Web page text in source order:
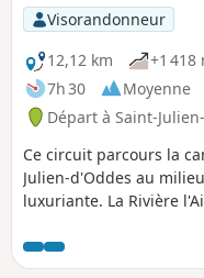
Visorandonneur
12,12 km
+1 418
7h 30
Moyenne
Départ à Saint-
Ce circuit parcours la
Julien-d'Oddes au
luxuriante. La Rivière
Chizonnet.